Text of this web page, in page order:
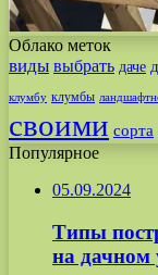
Облако меток
виды выбрать даче
клумбу клумбы
своими сорта
Популярное
05.09.2024
Типы
на дачном